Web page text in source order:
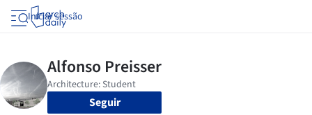
Iniciar sessão
Seguir